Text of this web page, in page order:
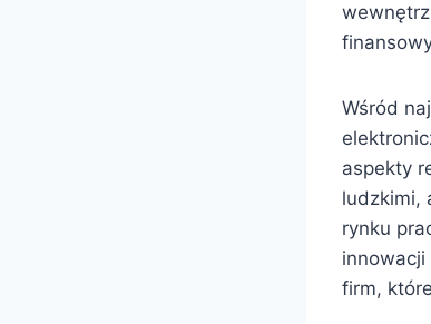
Wśród
aspekty
ludzkimi,
rynku
firm,